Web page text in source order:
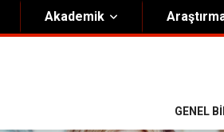
Akademik
GENEL